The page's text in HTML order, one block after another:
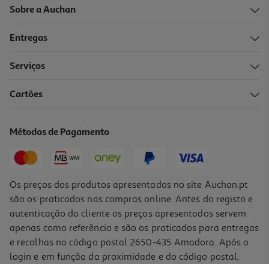
Sobre a Auchan
Entregas
Serviços
Cartões
Métodos de Pagamento
Os preços dos produtos apresentados no site Auchan.pt
são os praticados nas compras online. Antes do registo e
autenticação do cliente os preços apresentados servem
apenas como referência e são os praticados para entregas
e recolhas no código postal 2650-435 Amadora. Após o
login e em função da proximidade e do código postal,